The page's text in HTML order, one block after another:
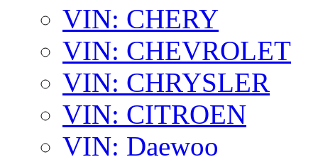
VIN: CHERY
VIN: CHEVROLET
VIN: CHRYSLER
VIN: CITROEN
VIN: Daewoo